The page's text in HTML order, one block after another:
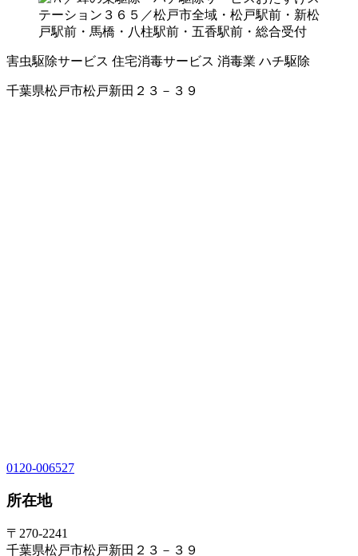
害虫駆除サービス 住宅消毒サービス 消毒業 ハチ駆除
千葉県松戸市松戸新田２３－３９
0120-006527
所在地
〒270-2241
千葉県松戸市松戸新田２３－３９